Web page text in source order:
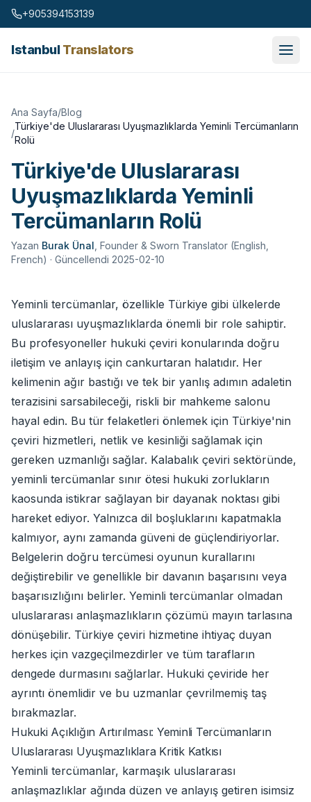
Skip to content
+905394153139
IstanbulTranslators
Ana Sayfa/Blog
/
Türkiye'de Uluslararası Uyuşmazlıklarda Yeminli Tercümanların
Rolü
Türkiye'de Uluslararası
Uyuşmazlıklarda Yeminli
Tercümanların Rolü
Yazan Burak Ünal Founder & Sworn Translator (English,
French) · Güncellendi 2025-02-10
Yeminli tercümanlar, özellikle Türkiye gibi ülkelerde
uluslararası uyuşmazlıklarda önemli bir role sahiptir.
Bu profesyoneller hukuki çeviri konularında doğru
iletişim ve anlayış için cankurtaran halatıdır. Her
kelimenin ağır bastığı ve tek bir yanlış adımın adaletin
terazisini sarsabileceği, riskli bir mahkeme salonu
hayal edin. Bu tür felaketleri önlemek için Türkiye'nin
çeviri hizmetleri, netlik ve kesinliği sağlamak için
gereken uzmanlığı sağlar. Kalabalık çeviri sektöründe,
yeminli tercümanlar sınır ötesi hukuki zorlukların
kaosunda istikrar sağlayan bir dayanak noktası gibi
hareket ediyor. Yalnızca dil boşluklarını kapatmakla
kalmıyor, aynı zamanda güveni de güçlendiriyorlar.
Belgelerin doğru tercümesi oyunun kurallarını
değiştirebilir ve genellikle bir davanın başarısını veya
başarısızlığını belirler. Yeminli tercümanlar olmadan
uluslararası anlaşmazlıkların çözümü mayın tarlasına
dönüşebilir. Türkiye çeviri hizmetine ihtiyaç duyan
herkes için vazgeçilmezdirler ve tüm tarafların
dengede durmasını sağlarlar. Hukuki çeviride her
ayrıntı önemlidir ve bu uzmanlar çevrilmemiş taş
bırakmazlar.
Hukuki Açıklığın Artırılması: Yeminli Tercümanların
Uluslararası Uyuşmazlıklara Kritik Katkısı
Yeminli tercümanlar, karmaşık uluslararası
anlaşmazlıklar ağında düzen ve anlayış getiren isimsiz